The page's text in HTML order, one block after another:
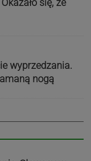
się, że
wyprzedzania.
nogą